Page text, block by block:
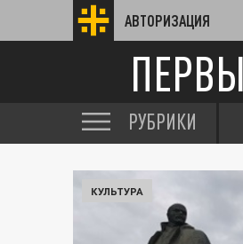
АВТОРИЗАЦИЯ
РУБРИКИ
КУЛЬТУРА